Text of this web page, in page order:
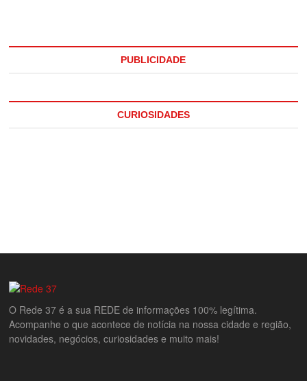
PUBLICIDADE
CURIOSIDADES
O Rede 37 é a sua REDE de informações 100% legítima.
Acompanhe o que acontece de notícia na nossa cidade e região,
novidades, negócios, curiosidades e muito mais!